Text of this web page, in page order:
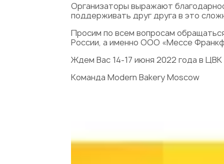
Организаторы выражают
поддерживать друг друга в это
Просим по всем вопросам
России, а именно ООО «Мессе
Ждем Вас 14-17 июня 2022 года в
Команда Modern Bakery Moscow